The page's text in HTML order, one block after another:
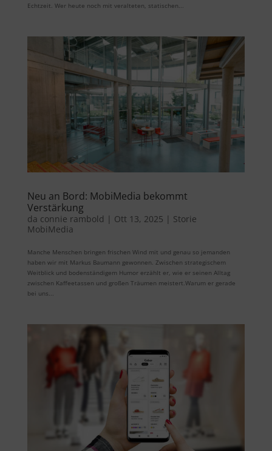
Echtzeit. Wer heute noch mit veralteten, statischen...
Neu an Bord: MobiMedia bekommt
Verstärkung
da connie rambold | Ott 13, 2025 | Storie
MobiMedia
Manche Menschen bringen frischen Wind mit und genau so jemanden
haben wir mit Markus Baumann gewonnen. Zwischen strategischem
Weitblick und bodenständigem Humor erzählt er, wie er seinen Alltag
zwischen Kaffeetassen und großen Träumen meistert.Warum er gerade
bei uns...